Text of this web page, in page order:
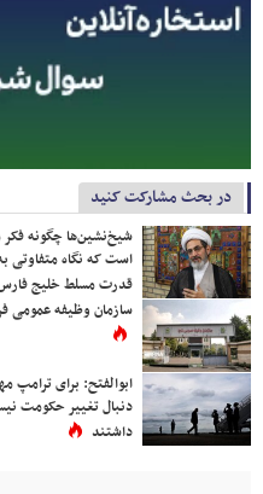
در بحث مشارکت کنید
شیخ‌نشین‌ها چگونه
است که نگاه متفاوتی
قدرت مسلط خلیج
سازمان وظیفه عمومی
ابوالفتح: برای ترامپ
دنبال تغییر حکومت
داشتند